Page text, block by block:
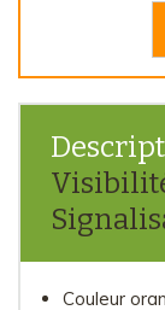
Couleur